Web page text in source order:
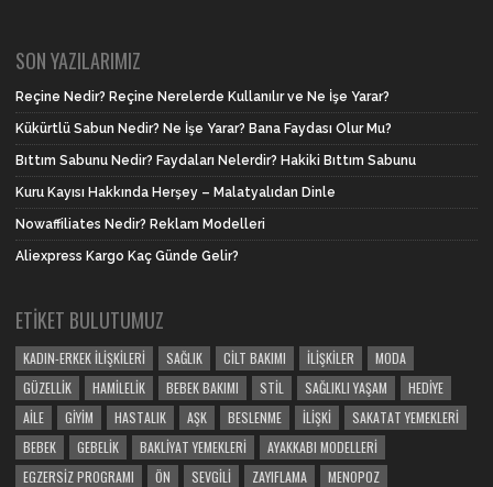
SON YAZILARIMIZ
Reçine Nedir? Reçine Nerelerde Kullanılır ve Ne İşe Yarar?
Kükürtlü Sabun Nedir? Ne İşe Yarar? Bana Faydası Olur Mu?
Bıttım Sabunu Nedir? Faydaları Nelerdir? Hakiki Bıttım Sabunu
Kuru Kayısı Hakkında Herşey – Malatyalıdan Dinle
Nowaffiliates Nedir? Reklam Modelleri
Aliexpress Kargo Kaç Günde Gelir?
ETIKET BULUTUMUZ
KADIN-ERKEK İLIŞKILERI SAĞLIK CILT BAKIMI İLIŞKILER
MODA
GÜZELLIK
HAMILELIK BEBEK BAKIMI STIL SAĞLIKLI YAŞAM
HEDIYE
AILE
GIYIM HASTALIK AŞK BESLENME İLIŞKI
SAKATAT YEMEKLERI
BEBEK
GEBELIK BAKLIYAT YEMEKLERI
AYAKKABI MODELLERI
EGZERSIZ PROGRAMI
ÖN SEVGILI ZAYIFLAMA MENOPOZ